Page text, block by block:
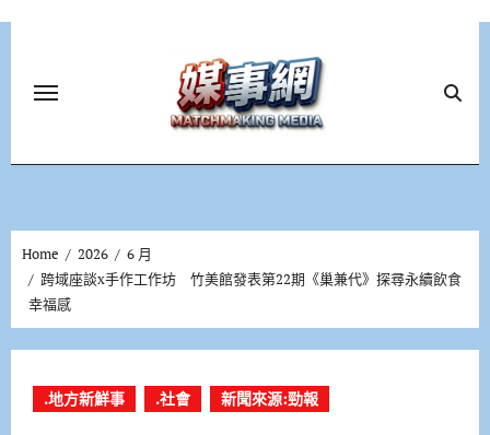
Home 2026
6 月
跨域座談x手作工作坊 竹美館發表第22期《巢兼代》探尋永續飲食
幸福感
.地方新鮮事 .社會 新聞來源:勁報